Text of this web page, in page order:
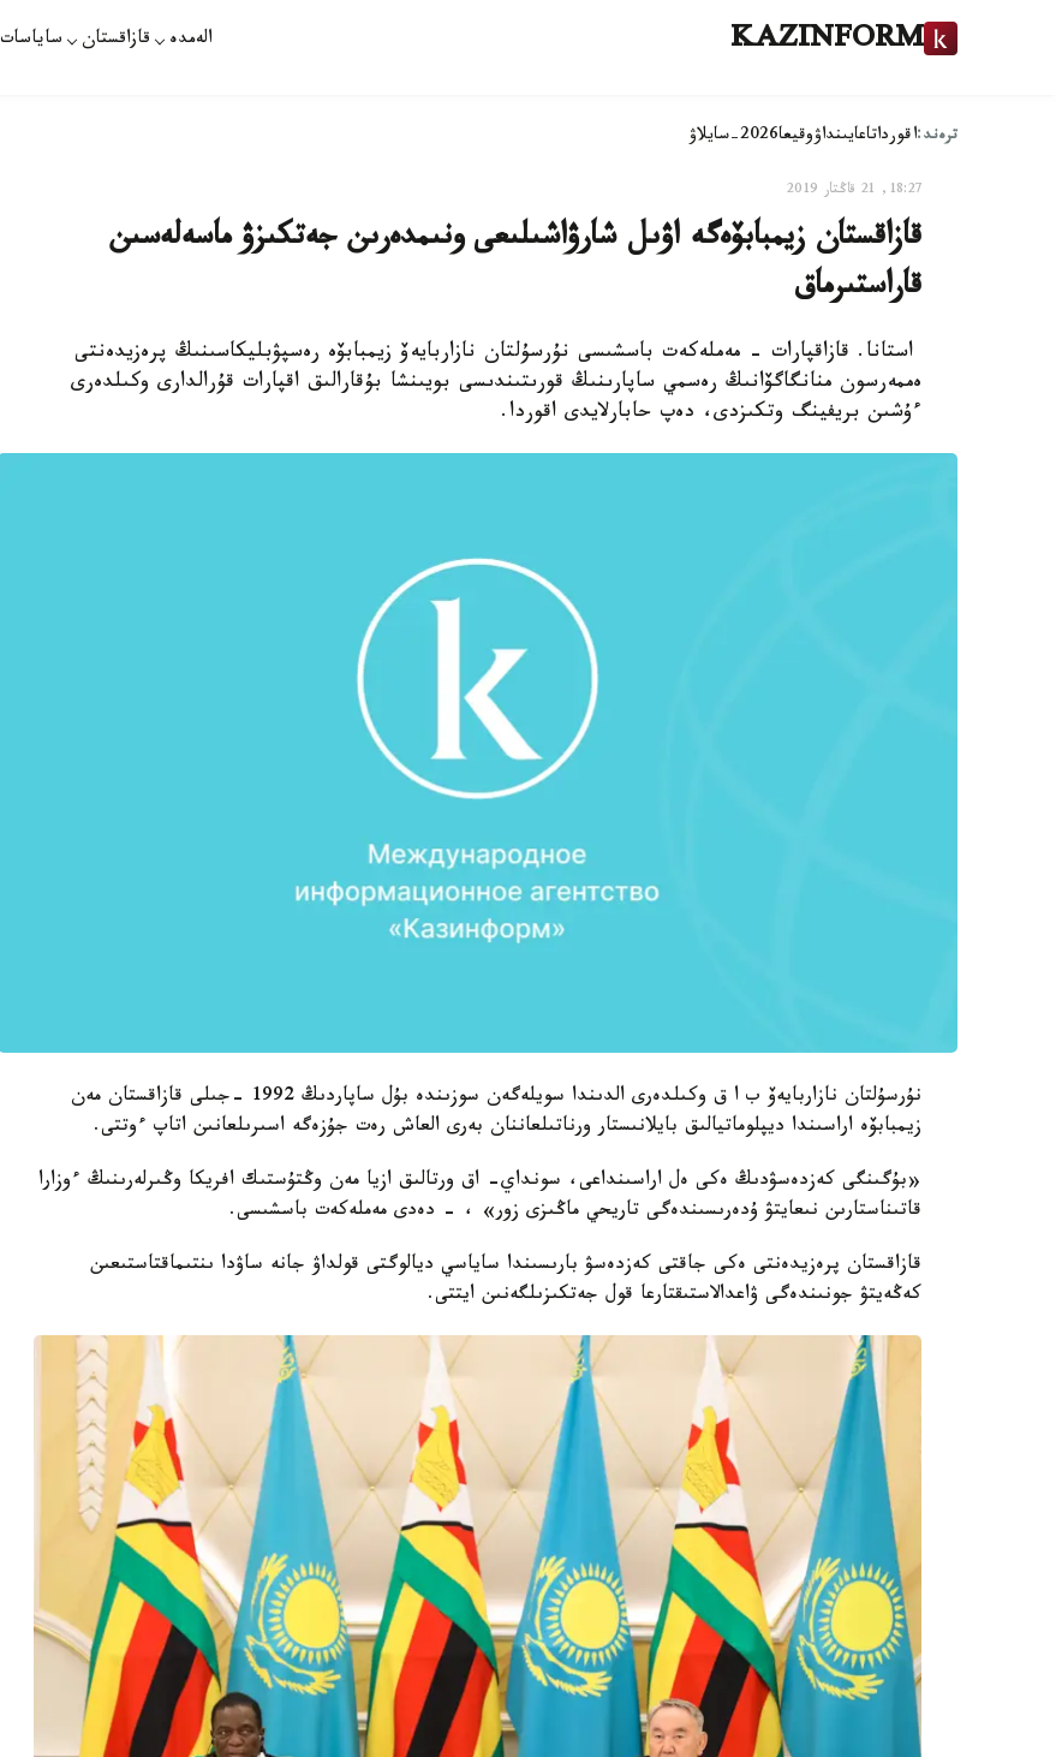
KAZINFORM الەمدە قازاقستان ساياسات
ترەند:اقورداتاعايىنداۋوقيعا2026-سايلاۋ
18:27, 21 قاڭتار 2019
قازاقستان زيمبابۆەگە اۋىل شارۋاشىلىعى ونىمدەرىن جەتكىزۋ ماسەلەسىن
قاراستىرماق
استانا. قازاقپارات - مەملەكەت باسشىسى نۇرسۇلتان نازاربايەۆ زيمبابۆە رەسپۋبليكاسىنىڭ پرەزيدەنتى
ەممەرسون منانگاگۆانىڭ رەسمي ساپارىنىڭ قورىتىندىسى بويىنشا بۇقارالىق اقپارات قۇرالدارى وكىلدەرى
ءۇشىن بريفينگ وتكىزدى، دەپ حابارلايدى اقوردا.
نۇرسۇلتان نازاربايەۆ ب ا ق وكىلدەرى الدىندا سويلەگەن سوزىندە بۇل ساپاردىڭ 1992 -جىلى قازاقستان مەن
زيمبابۆە اراسىندا ديپلوماتيالىق بايلانىستار ورناتىلعاننان بەرى العاش رەت جۇزەگە اسىرىلعانىن اتاپ ءوتتى.
«بۇگىنگى كەزدەسۋدىڭ ەكى ەل اراسىنداعى، سونداي- اق ورتالىق ازيا مەن وڭتۇستىك افريكا وڭىرلەرىنىڭ ءوزارا
قاتىناستارىن نىعايتۋ ۇدەرىسىندەگى تاريحي ماڭىزى زور» ، - دەدى مەملەكەت باسشىسى.
قازاقستان پرەزيدەنتى ەكى جاقتى كەزدەسۋ بارىسىندا ساياسي ديالوگتى قولداۋ جانە ساۋدا ىنتىماقتاستىعىن
كەڭەيتۋ جونىندەگى ۋاعدالاستىقتارعا قول جەتكىزىلگەنىن ايتتى.